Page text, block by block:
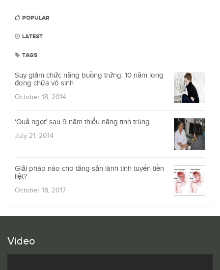
POPULAR
LATEST
TAGS
Suy giảm chức năng buồng trứng: 10 năm long
đong chữa vô sinh
October 18, 2014
‘Quả ngọt’ sau 9 năm thiểu năng tinh trùng
July 21, 2014
Giải pháp nào cho tăng sản lành tính tuyến tiền
liệt?
October 18, 2017
Video